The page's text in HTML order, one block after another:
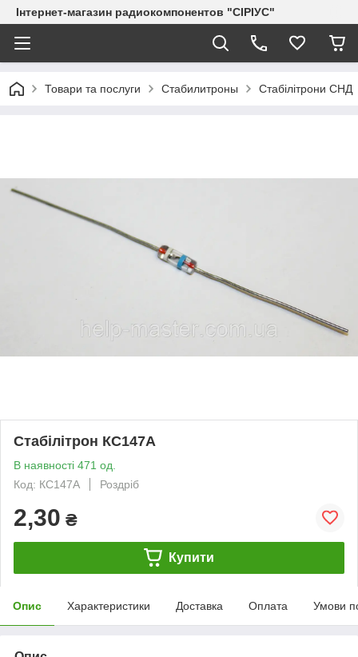
Інтернет-магазин радиокомпонентов "СІРІУС"
Товари та послуги Стабилитроны Стабілітрони СНД
Стабілітрон КС147А
В наявності 471 од.
Код: КС147А
Роздріб
2,30 ₴
Купити
Опис Характеристики Доставка Оплата Умови